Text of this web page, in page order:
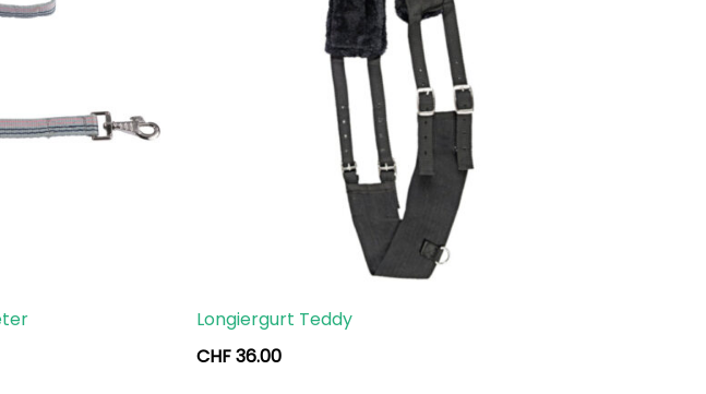
Longiergurt Teddy
CHF36.00